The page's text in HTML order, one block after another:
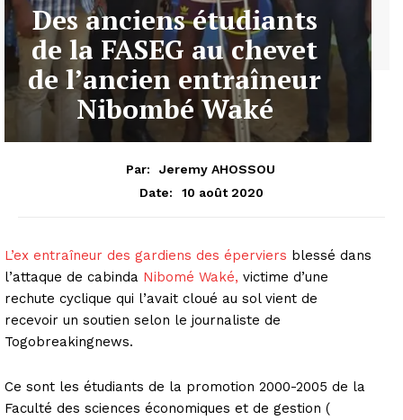
Des anciens étudiants
de la FASEG au chevet
de l’ancien entraîneur
Nibombé Waké
Par:
Jeremy AHOSSOU
Date:
10 août 2020
L’ex entraîneur des gardiens des éperviers blessé dans
l’attaque de cabinda Nibomé Waké, victime d’une
rechute cyclique qui l’avait cloué au sol vient de
recevoir un soutien selon le journaliste de
Togobreakingnews.
Ce sont les étudiants de la promotion 2000-2005 de la
Faculté des sciences économiques et de gestion (